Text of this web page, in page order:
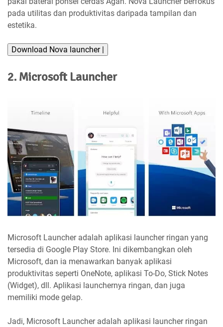
pada utilitas dan produktivitas daripada tampilan dan
estetika.
Download Nova launcher |
2. Microsoft Launcher
Microsoft Launcher adalah aplikasi launcher ringan yang
tersedia di Google Play Store. Ini dikembangkan oleh
Microsoft, dan ia menawarkan banyak aplikasi
produktivitas seperti OneNote, aplikasi To-Do, Stick Notes
(Widget), dll. Aplikasi launchernya ringan, dan juga
memiliki mode gelap.
Jadi, Microsoft Launcher adalah aplikasi launcher ringan